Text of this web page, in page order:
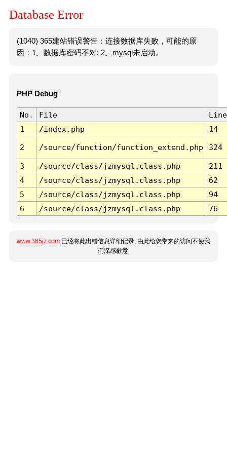
Database Error
(1040) 365建站错误警告：连接数据库失败，可能的原
因：1、数据库密码不对; 2、mysql未启动。
PHP Debug
No. File
Line
1
/index.php 14
2 /source/function/function_extend.php 324
3 /source/class/jzmysql.class.php
211
4
/source/class/jzmysql.class.php
62
5
/source/class/jzmysql.class.php
94
6
/source/class/jzmysql.class.php 76
www.365jz.com 已经将此出错信息详细记录, 由此给您带来的访问不便我
们深感歉意.